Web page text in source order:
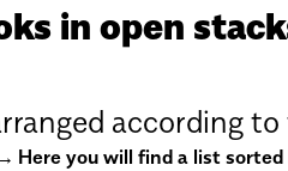
in open
according
Here you will find a list